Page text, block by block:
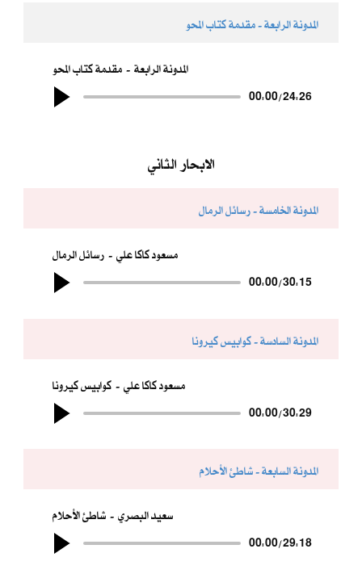
المدونة الرابعة - مقدمة كتاب المحو
مقدمة كتاب المحو المدونة الرابعة
00:00/24:26
الابحار الثاني
المدونة الخامسة - رسائل الرمال
رسائل الرمال مسعود كاكا علي
00:00/30:15
المدونة السادسة - كوابيس كيرونا
كوابيس كيرونا مسعود كاكا علي
00:00/30:29
المدونة السابعة - شاطئ الأحلام
شاطئ الأحلام سعيد البصري
00:00/29:18